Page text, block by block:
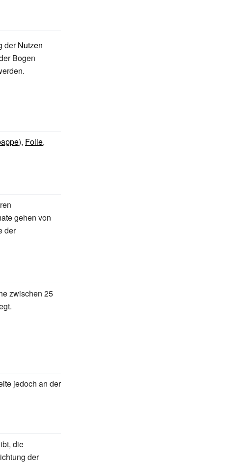
derNutzen
Bogen
), Folie,
gehen von
der
zwischen 25
jedoch an der
die
der